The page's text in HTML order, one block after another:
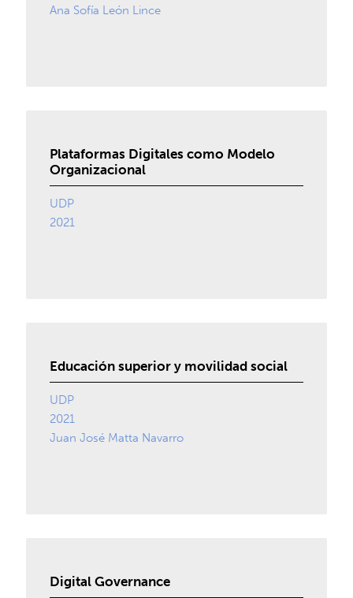
Ana Sofía León Lince
Plataformas Digitales como Modelo
Organizacional
UDP
2021
Educación superior y movilidad social
UDP
2021
Juan José Matta Navarro
Digital Governance